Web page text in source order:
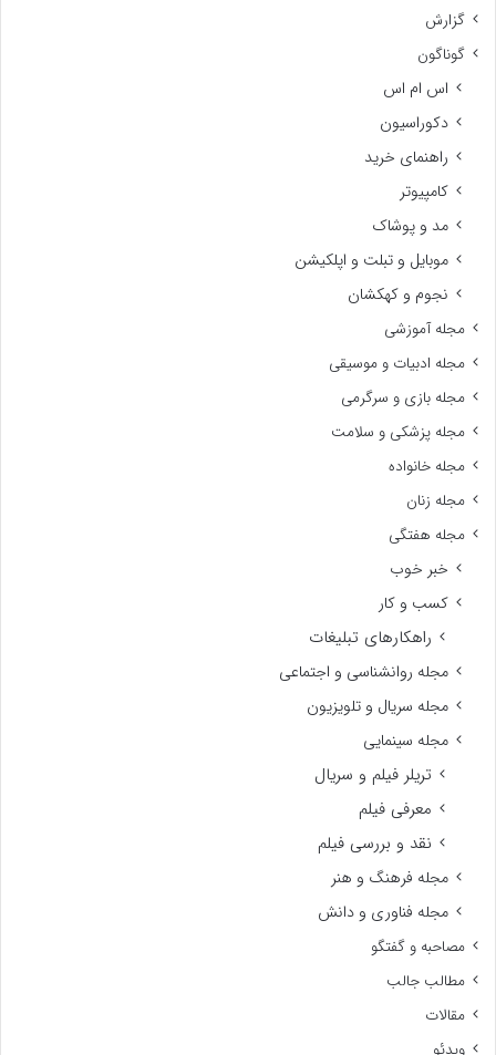
گزارش
گوناگون
اس ام اس
دکوراسیون
راهنمای خرید
کامپیوتر
مد و پوشاک
موبایل و تبلت و اپلکیشن
نجوم و کهکشان
مجله آموزشی
مجله ادبیات و موسیقی
مجله بازی و سرگرمی
مجله پزشکی و سلامت
مجله خانواده
مجله زنان
مجله هفتگی
خبر خوب
کسب و کار
راهکارهای تبلیغات
مجله روانشناسی و اجتماعی
مجله سریال و تلویزیون
مجله سینمایی
تریلر فیلم و سریال
معرفی فیلم
نقد و بررسی فیلم
مجله فرهنگ و هنر
مجله فناوری و دانش
مصاحبه و گفتگو
مطالب جالب
مقالات